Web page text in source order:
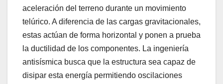
aceleración del terreno durante un movimiento
telúrico. A diferencia de las cargas gravitacionales,
estas actúan de forma horizontal y ponen a prueba
la ductilidad de los componentes. La ingeniería
antisísmica busca que la estructura sea capaz de
disipar esta energía permitiendo oscilaciones